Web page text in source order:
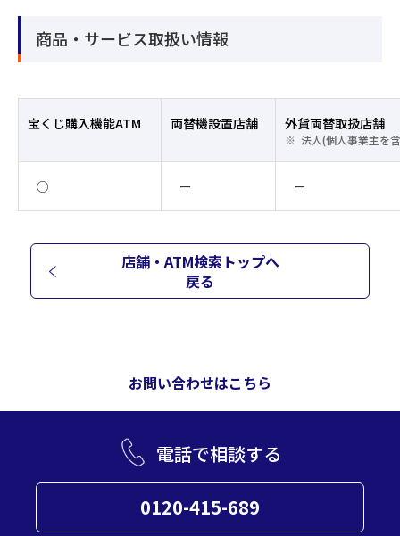
商品・サービス取扱い情報
宝くじ購入機能ATM 両替機設置店舗 外貨両替取扱店舗
法人(個人事業主を
○ ー ー
店舗・ATM検索トップへ
戻る
お問い合わせはこちら
電話で相談する
0120-415-689